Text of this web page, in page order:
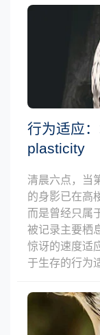
行为适应
plasticity
清晨六点，当
的身影已在高
而是曾经只属
被记录主要栖
惊讶的速度适
于生存的行为